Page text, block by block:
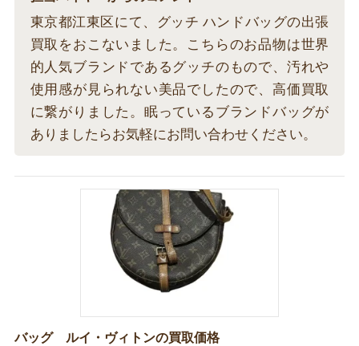
東京都江東区にて、グッチ ハンドバッグの出張
買取をおこないました。こちらのお品物は世界
的人気ブランドであるグッチのもので、汚れや
使用感が見られない美品でしたので、高価買取
に繋がりました。眠っているブランドバッグが
ありましたらお気軽にお問い合わせください。
バッグ ルイ・ヴィトンの買取価格